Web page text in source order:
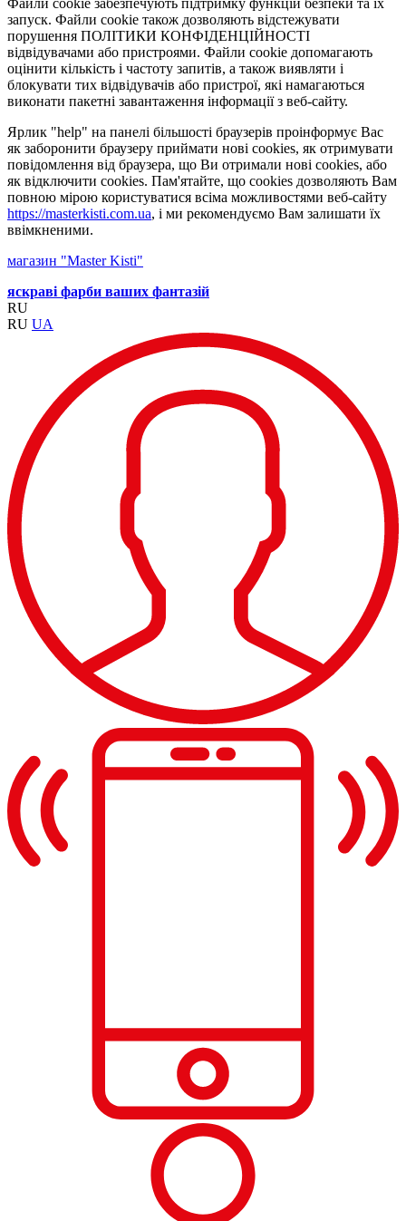
Файли cookie забезпечують підтримку функцій безпеки та їх
запуск. Файли cookie також дозволяють відстежувати
порушення ПОЛІТИКИ КОНФІДЕНЦІЙНОСТІ
відвідувачами або пристроями. Файли cookie допомагають
оцінити кількість і частоту запитів, а також виявляти і
блокувати тих відвідувачів або пристрої, які намагаються
виконати пакетні завантаження інформації з веб-сайту.
Ярлик "help" на панелі більшості браузерів проінформує Вас
як заборонити браузеру приймати нові cookies, як отримувати
повідомлення від браузера, що Ви отримали нові cookies, або
як відключити cookies. Пам'ятайте, що cookies дозволяють Вам
повною мірою користуватися всіма можливостями веб-сайту
https://masterkisti.com.ua, і ми рекомендуємо Вам залишати їх
ввімкненими.
магазин "Master Kisti"
яскраві фарби ваших фантазій
RU
RU UA